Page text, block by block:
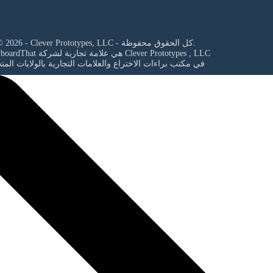
© 2026 - Clever Prototypes, LLC - كل الحقوق محفوظة.
Clever Prototypes , LLC
في مكتب براءات الاختراع والعلامات التجارية بالولايات